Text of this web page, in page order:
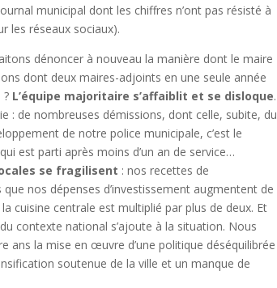
municipal dont les chiffres n’ont pas résisté à
les réseaux sociaux).
dénoncer à nouveau la manière dont le maire
dont deux maires-adjoints en une seule année
? L’équipe majoritaire s’affaiblit et se disloque.
: de nombreuses démissions, dont celle, subite, du
de notre police municipale, c’est le
est parti après moins d’un an de service…
se fragilisent : nos recettes de
nos dépenses d’investissement augmentent de
cuisine centrale est multiplié par plus de deux. Et
contexte national s’ajoute à la situation. Nous
ans la mise en œuvre d’une politique déséquilibrée
soutenue de la ville et un manque de